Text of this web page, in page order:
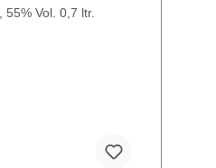
Seine Stärke
die noch von
Höhe von
Seealpen und an der